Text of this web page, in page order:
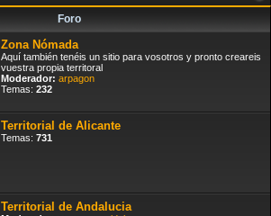
Foro
Zona Nómada
Aquí también tenéis un sitio para vosotros y pronto creareis
vuestra propia territoral
Moderador: arpagon
Temas: 232
Territorial de Alicante
Temas: 731
Territorial de Andalucia